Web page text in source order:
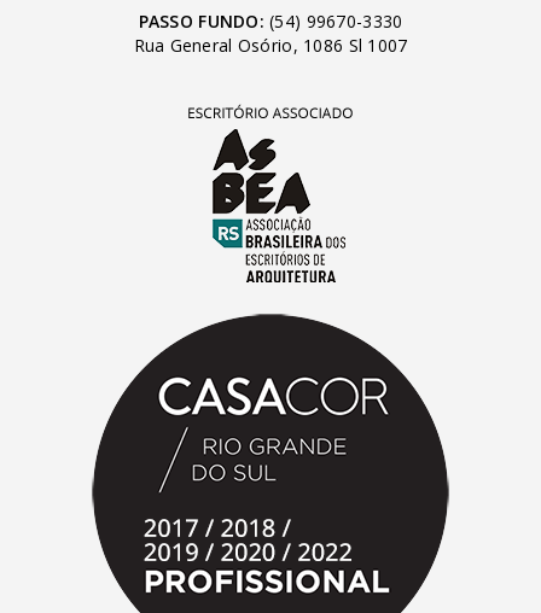
PASSO FUNDO: (54) 99670-3330
Rua General Osório, 1086 Sl 1007